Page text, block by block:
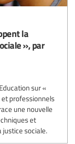
la
», par
sur «
professionnels
une nouvelle
et
justice sociale.